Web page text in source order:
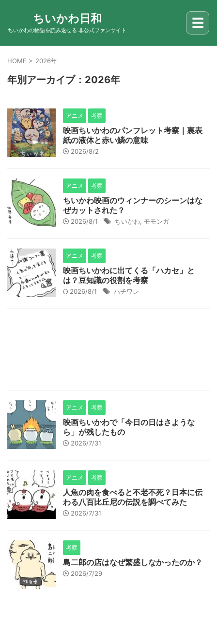
ちいかわ日和
ちいかわの物語を読み返せる 非公式ファンサイト ☰
HOME > 2026年
年別アーカイブ：2026年
アニメ 考察
映画ちいかわのパンフレット考察｜裏表
紙の液体と赤い鱗の意味
2026/8/2
アニメ 考察
ちいかわ映画のウィンナーのシーンはな
ぜカットされた？
2026/8/1 ちいかわ モモンガ
アニメ 考察
映画ちいかわに出てくる「ハカセ」と
は？豆知識の役割を考察
2026/8/1 ハチワレ
アニメ 考察
映画ちいかわで「今日の日はさような
ら」が残したもの
2026/7/31
アニメ 考察
人魚の肉を食べると不老不死？日本に伝
わる八百比丘尼の伝説を調べてみた
2026/7/31
考察
島二郎の店はなぜ繁盛しなかったのか？
2026/7/29